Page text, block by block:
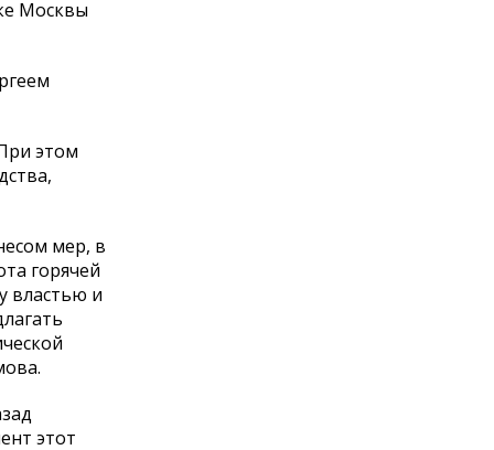
Москвы
этом
мер, в
горячей
властью и
этот